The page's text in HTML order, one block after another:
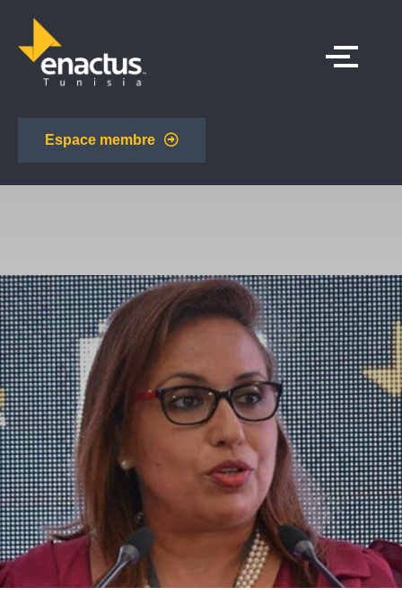
Espace membre